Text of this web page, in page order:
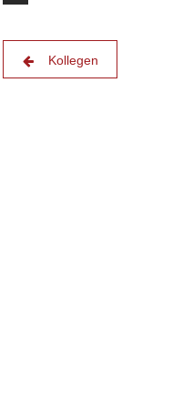
Kollegen